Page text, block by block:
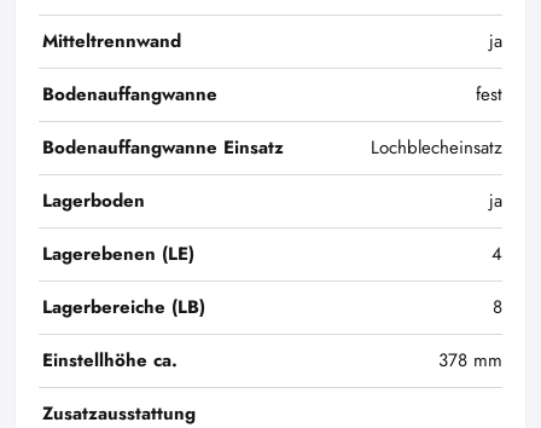
Mitteltrennwand
ja
Bodenauffangwanne
fest
Bodenauffangwanne Einsatz
Lochblecheinsatz
Lagerboden
ja
Lagerebenen (LE)
4
Lagerbereiche (LB)
8
Einstellhöhe ca.
378 mm
Zusatzausstattung